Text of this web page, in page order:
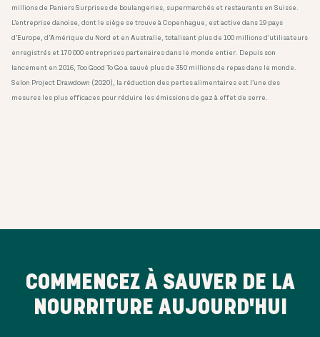
millions de Paniers Surprises de boulangeries, supermarchés et restaurants en Suisse. ​
L’entreprise danoise, dont le siège se trouve à Copenhague, est active dans 19 pays
d’Europe, d’Amérique du Nord et en Australie, totalisant plus de 100 millions d’utilisateurs
enregistrés et 170 000 entreprises partenaires dans le monde entier. Depuis son
lancement en 2016, Too Good To Go a sauvé plus de 350 millions de repas dans le monde.
Selon Project Drawdown (2020), la réduction des pertes alimentaires est l’une des
mesures les plus efficaces pour réduire les émissions de gaz à effet de serre.
COMMENCEZ À SAUVER DE LA
NOURRITURE AUJOURD'HUI